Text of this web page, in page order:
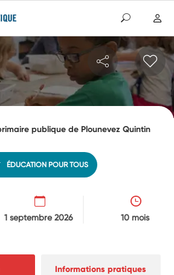
publique de Plounevez Quintin
ÉDUCATION POUR TOUS
1 septembre 2026 10 mois
Informations pratiques